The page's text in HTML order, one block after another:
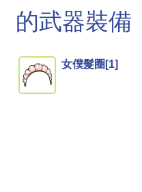
的武器裝備
女僕髮圈[1]